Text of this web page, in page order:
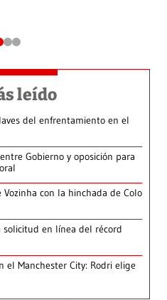
leído
del enfrentamiento en el
Gobierno y oposición para
con la hinchada de Colo
en línea del récord
el Manchester City: Rodri elige